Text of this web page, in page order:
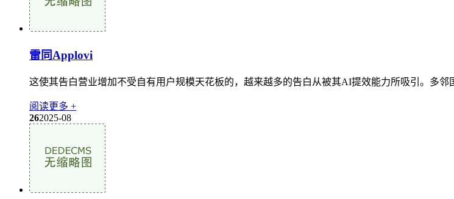
雷同Applovi
这使其告白营业增加不受自有用户规模天花板的，越来越多的告白从被其AI提效能力所吸引。多
阅读更多 +
262025-08